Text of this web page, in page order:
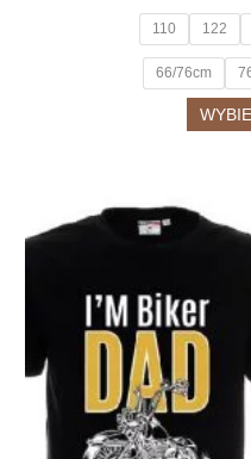
110 122
66/76cm